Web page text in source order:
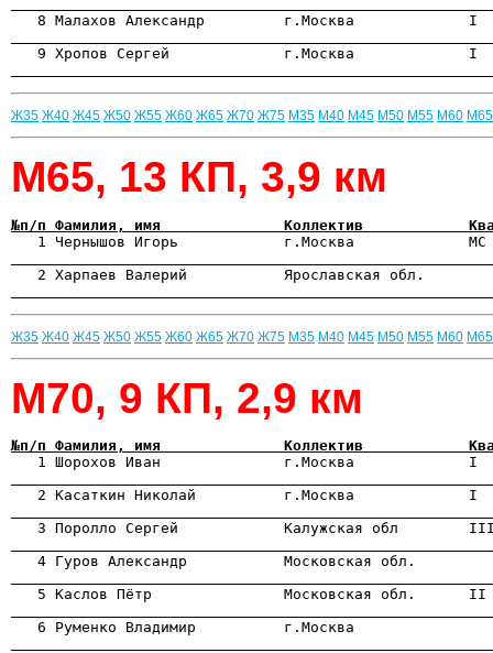
Ж35 Ж40 Ж45 Ж50 Ж55 Ж60 Ж65 Ж70 Ж75 М35 М40 М45 М50 М55 М60 М65
М65, 13 КП, 3,9 км
№п/п Фамилия, имя              Коллектив
1 Чернышов Игорь            г.Москва
Ж35 Ж40 Ж45 Ж50 Ж55 Ж60 Ж65 Ж70 Ж75 М35 М40 М45 М50 М55 М60 М65
М70, 9 КП, 2,9 км
№п/п Фамилия, имя              Коллектив
1 Шорохов Иван              г.Москва             I
2 Касаткин Николай          г.Москва